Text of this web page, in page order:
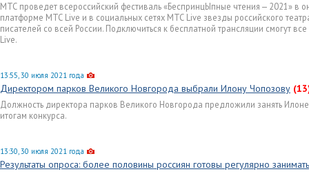
МТС проведет всероссийский фестиваль «БеспринцЫпные чтения — 2021» в
платформе МТС Live и в социальных сетях МТС Live звезды российского
писателей со всей России. Подключиться к бесплатной трансляции смогут
Live.
13:55, 30 июля 2021 года
Директором парков Великого Новгорода выбрали Илону Чопозову
Должность директора парков Великого Новгорода предложили занять
итогам конкурса.
13:30, 30 июля 2021 года
Результаты опроса: более половины россиян готовы регулярно